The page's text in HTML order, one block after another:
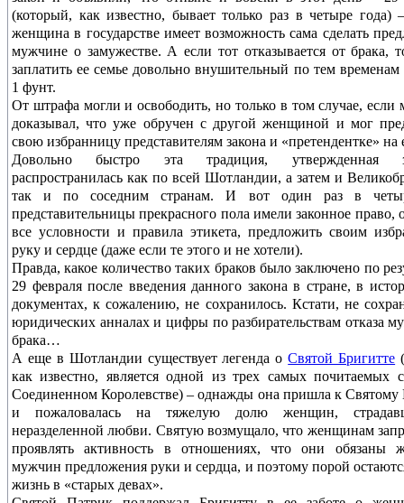
(который, как известно, бывает только раз в четыре года)
женщина в государстве имеет возможность сама сделать
мужчине о замужестве. А если тот отказывается от брака,
заплатить ее семье довольно внушительный по тем
1 фунт.
От штрафа могли и освободить, но только в том случае, если
доказывал, что уже обручен с другой женщиной и мог
свою избранницу представителям закона и «претендентке» на
Довольно быстро эта традиция, утвержденная
распространилась как по всей Шотландии, а затем и
так и по соседним странам. И вот один раз в
представительницы прекрасного пола имели законное право,
все условности и правила этикета, предложить своим
руку и сердце (даже если те этого и не хотели).
Правда, какое количество таких браков было заключено по
29 февраля после введения данного закона в стране, в
документах, к сожалению, не сохранилось. Кстати, не
юридических анналах и цифры по разбирательствам отказа
брака…
А еще в Шотландии существует легенда оСвятой Бригитте
как известно, является одной из трех самых почитаемых
Соединенном Королевстве) – однажды она пришла к Святому
и пожаловалась на тяжелую долю женщин,
неразделенной любви. Святую возмущало, что женщинам
проявлять активность в отношениях, что они обязаны
мужчин предложения руки и сердца, и поэтому порой
жизнь в «старых девах».